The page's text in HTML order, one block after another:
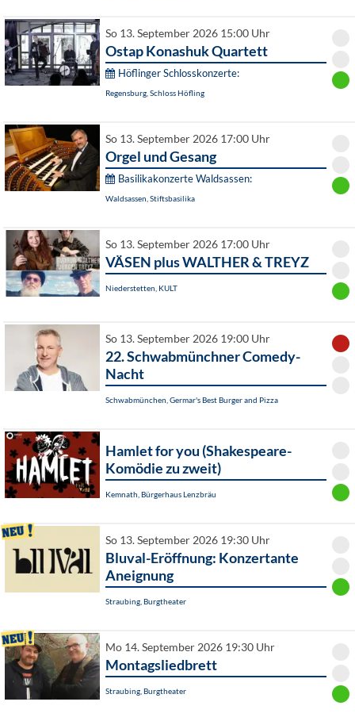
So 13. September 2026 15:00 Uhr
Ostap Konashuk Quartett
Höflinger Schlosskonzerte:
Regensburg, Schloss Höfling
So 13. September 2026 17:00 Uhr
Orgel und Gesang
Basilikakonzerte Waldsassen:
Waldsassen, Stiftsbasilika
So 13. September 2026 17:00 Uhr
VÄSEN plus WALTHER & TREYZ
Niederstetten, KULT
So 13. September 2026 19:00 Uhr
22. Schwabmünchner Comedy-
Nacht
Schwabmünchen, Germar's Best Burger and Pizza
Hamlet for you (Shakespeare-
Komödie zu zweit)
Kemnath, Bürgerhaus Lenzbräu
So 13. September 2026 19:30 Uhr
Bluval-Eröffnung: Konzertante
Aneignung
Straubing, Burgtheater
Mo 14. September 2026 19:30 Uhr
Montagsliedbrett
Straubing, Burgtheater